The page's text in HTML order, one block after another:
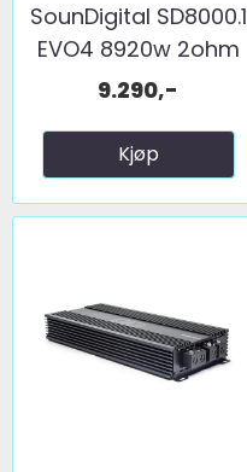
SounDigital SD8000.1
EVO4 8920w 2ohm
9.290,-
Kjøp